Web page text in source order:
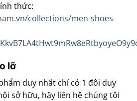
thức:
collections/men-shoes-
lỡ
duy nhất chỉ có 1 đôi duy
sở hữu, hãy liên hệ chúng tôi